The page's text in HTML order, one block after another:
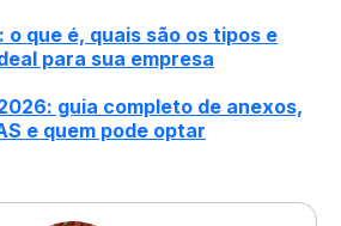
o que é, quais são os tipos e
para sua empresa
guia completo de anexos,
e quem pode optar